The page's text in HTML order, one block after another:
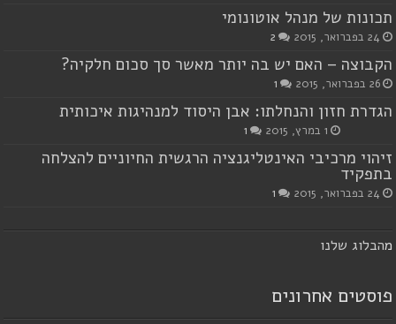
תכונות של מנהל אוטונומי
24 בפברואר, 2015 2
הקבוצה – האם יש בה יותר מאשר סך סכום חלקיה?
26 בפברואר, 2015 1
הגדרת חזון והנחלתו: אבן היסוד למנהיגות איכותית
1 במרץ, 2015 1
זיהוי מרכיבי האינטליגנציה הרגשית החיוניים להצלחה
בתפקיד
24 בפברואר, 2015 1
מהבלוג שלנו
פוסטים אחרונים